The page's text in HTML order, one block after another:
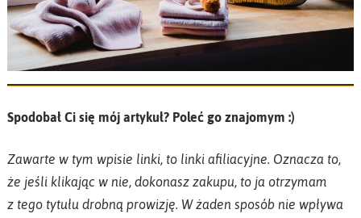
Spodobał Ci się mój artykuł? Poleć go znajomym :)
Zawarte w tym wpisie linki, to linki afiliacyjne. Oznacza to,
że jeśli klikając w nie, dokonasz zakupu, to ja otrzymam
z tego tytułu drobną prowizję. W żaden sposób nie wpływa